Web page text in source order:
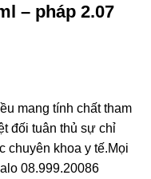
– pháp 2.07
mang tính chất tham
đối tuân thủ sự chỉ
chuyên khoa y tế.Mọi
08.999.20086